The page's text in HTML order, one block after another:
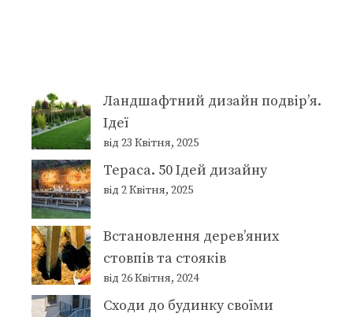
Ландшафтний дизайн подвір’я.
Ідеї
від 23 Квітня, 2025
Тераса. 50 Ідей дизайну
від 2 Квітня, 2025
Встановлення дерев’яних
стовпів та стояків
від 26 Квітня, 2024
Сходи до будинку своїми